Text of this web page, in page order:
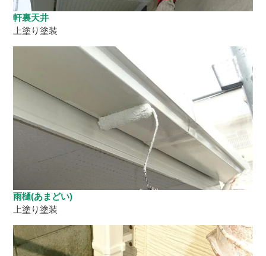
軒裏天井
上塗り塗装
雨樋(あまどい)
上塗り塗装